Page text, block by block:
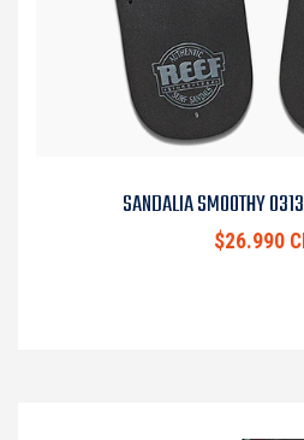
SANDALIA SMOOTHY
$26.990